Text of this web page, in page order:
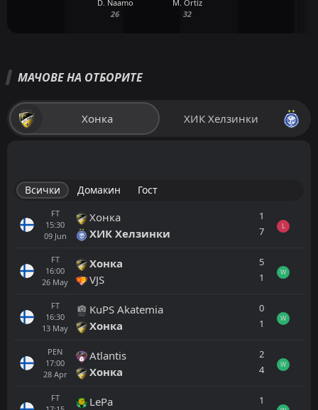
D. Naamo
26
M. Ortíz
32
МАЧОВЕ НА ОТБОРИТЕ
Хонка ХИК Хелзинки
Всички Домакин Гост
FT
15:30
09 Jun
Хонка
ХИК Хелзинки
1
7
L
FT
16:00
26 May
Хонка
VJS
5
1
W
FT
16:30
13 May
KuPS Akatemia
Хонка
0
1
W
PEN
17:00
28 Apr
Atlantis
Хонка
2
4
W
FT
LePa
1